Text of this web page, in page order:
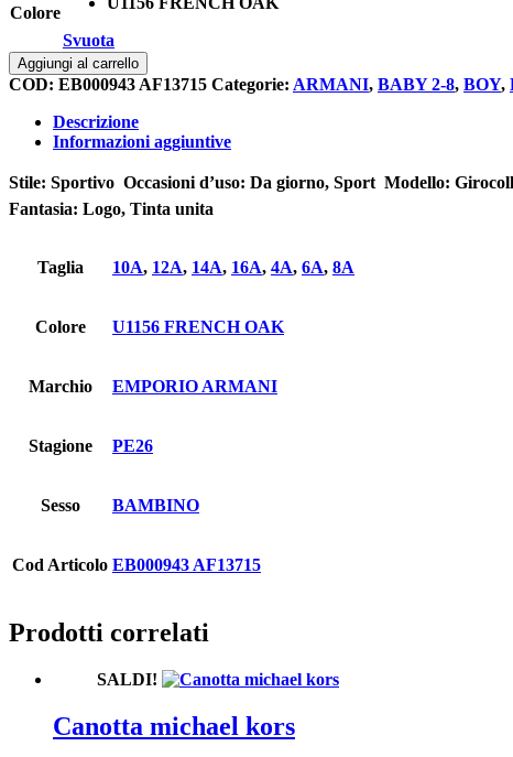
Colore
Svuota
T-
shirt
armani
quantità
Aggiungi al carrello
COD: EB000943 AF13715 Categorie: ARMANI, BABY 2-8, BOY,
Descrizione
Informazioni aggiuntive
Stile: Sportivo  Occasioni d’uso: Da giorno, Sport  Modello:
Fantasia: Logo, Tinta unita
Taglia 10A, 12A, 14A, 16A, 4A, 6A, 8A
Colore U1156 FRENCH OAK
Marchio EMPORIO ARMANI
Stagione PE26
Sesso BAMBINO
Cod Articolo EB000943 AF13715
Prodotti correlati
SALDI!
Canotta michael kors